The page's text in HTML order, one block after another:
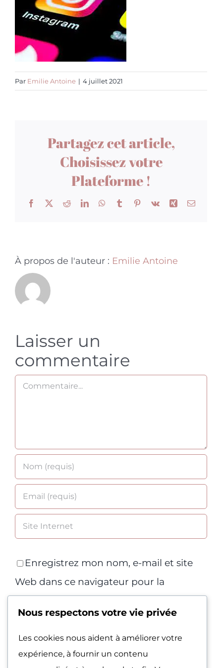
Par Emilie Antoine | 4 juillet 2021
Partagez cet article,
Choisissez votre
Plateforme !
Facebook
X RedditLinkedInWhatsApp
TumblrPinterest
Vk Xing Email
À propos de l'auteur : Emilie Antoine
Laisser un
commentaire
Commentaire
Enregistrez mon nom, e-mail et site
Web dans ce navigateur pour la
Nous respectons votre vie privée
Les cookies nous aident à améliorer votre
expérience, à fournir un contenu